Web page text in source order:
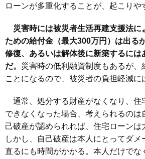
ローンが多重化することが、起こりや
災害時には被災者生活再建支援法に
ための給付金（最大300万円）は出る
修復、あるいは解体後に新築するには
だ。 災害時の低利融資制度もあるが、
ことになるので、被災者の負担軽減に
通常、処分する財産がなくなり、住
できなくなった場合、考えられるのは
己破産が認められれば、住宅ローンは
しかし、自己破産は本人にとってダメ
直るにも時間がかかる。本人だけでな